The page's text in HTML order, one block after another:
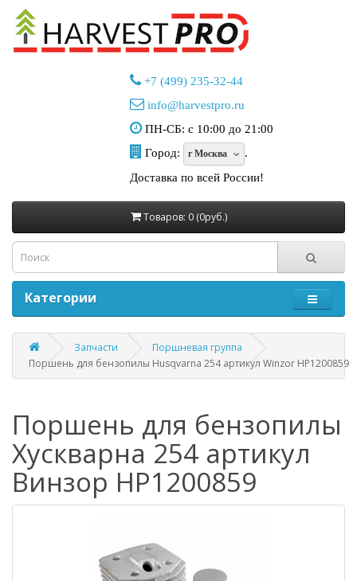
+7 (499) 235-32-44
info@harvestpro.ru
ПН-СБ: с 10:00 до 21:00
Город:
г Москва
.
Доставка по всей России!
Товаров: 0 (0руб.)
Категории
Запчасти
Поршневая группа
Поршень для бензопилы Husqvarna 254 артикул Winzor HP1200859
Поршень для бензопилы
Хускварна 254 артикул
Винзор HP1200859